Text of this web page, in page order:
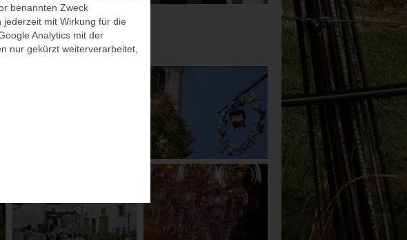
benannten Zweck
mit Wirkung für die
Analytics mit der
nur gekürzt weiterverarbeitet,